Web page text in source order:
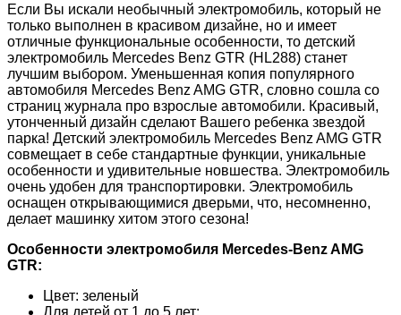
Если Вы искали необычный электромобиль, который не
только выполнен в красивом дизайне, но и имеет
отличные функциональные особенности, то детский
электромобиль Mercedes Benz GTR (HL288) станет
лучшим выбором. Уменьшенная копия популярного
автомобиля Mercedes Benz AMG GTR, словно сошла со
страниц журнала про взрослые автомобили. Красивый,
утонченный дизайн сделают Вашего ребенка звездой
парка! Детский электромобиль Mercedes Benz AMG GTR
совмещает в себе стандартные функции, уникальные
особенности и удивительные новшества. Электромобиль
очень удобен для транспортировки. Электромобиль
оснащен открывающимися дверьми, что, несомненно,
делает машинку хитом этого сезона!
Особенности электромобиля Mercedes-Benz AMG
GTR:
Цвет: зеленый
Для детей от 1 до 5 лет;